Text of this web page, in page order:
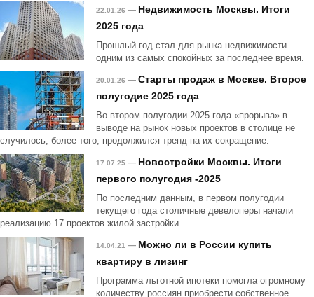
22.01.26 — Недвижимость Москвы. Итоги
2025 года
Прошлый год стал для рынка недвижимости
одним из самых спокойных за последнее время.
20.01.26 — Старты продаж в Москве. Второе
полугодие 2025 года
Во втором полугодии 2025 года «прорыва» в
выводе на рынок новых проектов в столице не
случилось, более того, продолжился тренд на их сокращение.
17.07.25 — Новостройки Москвы. Итоги
первого полугодия -2025
По последним данным, в первом полугодии
текущего года столичные девелоперы начали
реализацию 17 проектов жилой застройки.
14.04.21 — Можно ли в России купить
квартиру в лизинг
Программа льготной ипотеки помогла огромному
количеству россиян приобрести собственное